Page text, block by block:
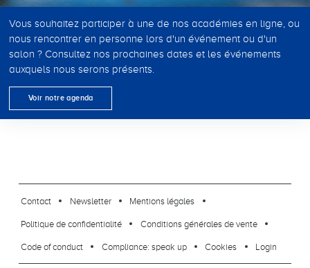
Vous souhaitez participer à une de nos académies en ligne, ou
nous rencontrer en personne lors d'un événement ou d'un
salon ? Consultez nos prochaines dates et les événements
auxquels nous serons présents.
Voir notre agenda
Contact Newsletter
Mentions légales
Politique de confidentialité
Conditions générales de vente
Code of conduct
Compliance: speak up Cookies Login